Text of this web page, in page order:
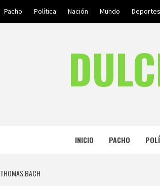
Pacho Política Nación Mundo Deportes
INICIO PACHO
THOMAS BACH